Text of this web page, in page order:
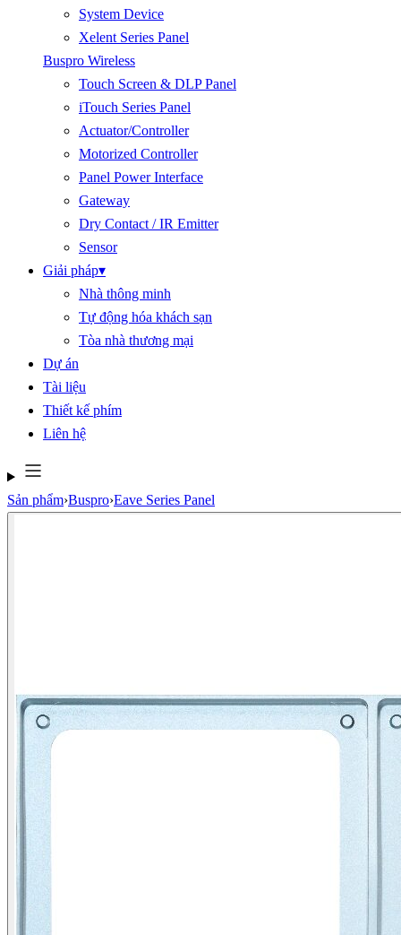
System Device
Xelent Series Panel
Buspro Wireless
Touch Screen & DLP Panel
iTouch Series Panel
Actuator/Controller
Motorized Controller
Panel Power Interface
Gateway
Dry Contact / IR Emitter
Sensor
Giải pháp▾
Nhà thông minh
Tự động hóa khách sạn
Tòa nhà thương mại
Dự án
Tài liệu
Thiết kế phím
Liên hệ
Sản phẩm›Buspro›Eave Series Panel